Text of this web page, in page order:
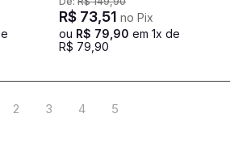
R$ 73,51 no Pix
ou R$ 79,90 em 1x de
R$ 79,90
2 3 4 5